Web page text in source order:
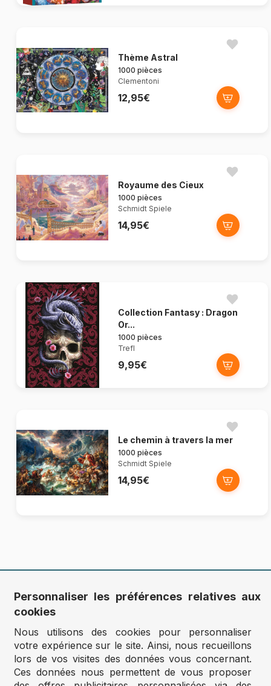
Thème Astral
1000 pièces
Clementoni
12,95€
Royaume des Cieux
1000 pièces
Schmidt Spiele
14,95€
Collection Fantasy : Dragon
Or...
1000 pièces
Trefl
9,95€
Le chemin à travers la mer
1000 pièces
Schmidt Spiele
14,95€
Vous êtes la pièce manquante de notre puzzle !
Recevez les dernières informations directement dans votre boîte
mail (promotions, nouveautés…)
Personnaliser les préférences relatives aux
cookies
Nous utilisons des cookies pour personnaliser
votre expérience sur le site. Ainsi, nous recueillons
lors de vos visites des données vous concernant.
Ces données nous permettent de vous proposer